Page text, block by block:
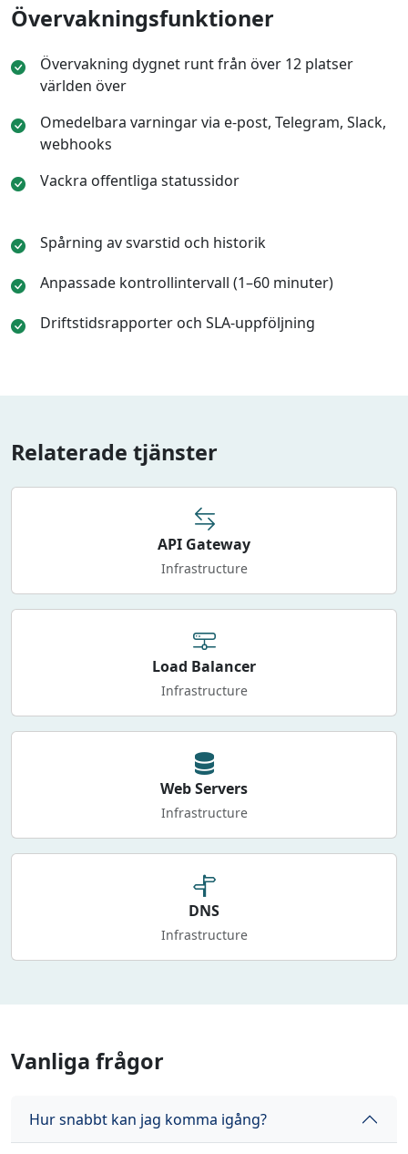
Övervakningsfunktioner
Övervakning dygnet runt från över 12 platser
världen över
Omedelbara varningar via e-post, Telegram, Slack,
webhooks
Vackra offentliga statussidor
Spårning av svarstid och historik
Anpassade kontrollintervall (1–60 minuter)
Driftstidsrapporter och SLA-uppföljning
Relaterade tjänster
API Gateway
Infrastructure
Load Balancer
Infrastructure
Web Servers
Infrastructure
DNS
Infrastructure
Vanliga frågor
Hur snabbt kan jag komma igång?